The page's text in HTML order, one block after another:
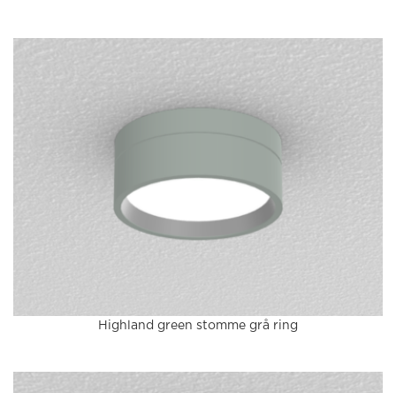
Highland green stomme grå ring